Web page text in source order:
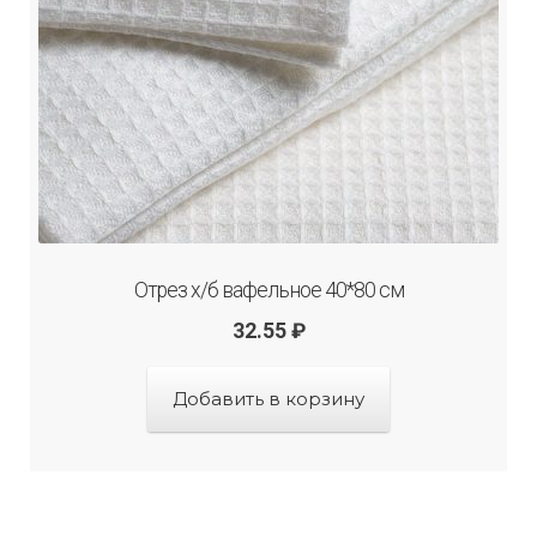
Отрез х/б вафельное 40*80 см
32.55 ₽
Добавить в корзину